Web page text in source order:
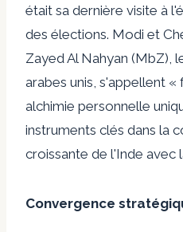
était sa dernière visite à
des élections. Modi et
Zayed Al Nahyan (MbZ),
arabes unis, s'appellent
alchimie personnelle
instruments clés dans la
croissante de l'Inde avec
Convergence